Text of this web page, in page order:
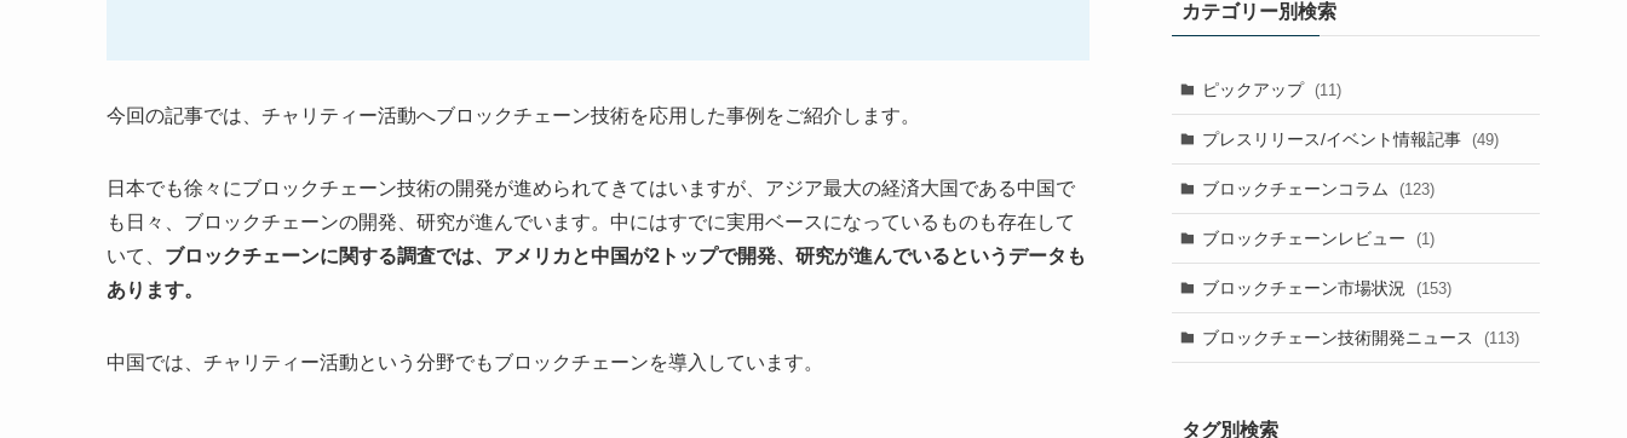
今回の記事では、チャリティー活動へブロックチェーン技術を応用した事例をご紹介します。
日本でも徐々にブロックチェーン技術の開発が進められてきてはいますが、アジア最大の経済大国である中国で
も日々、ブロックチェーンの開発、研究が進んでいます。中にはすでに実用ベースになっているものも存在して
いて、 ブロックチェーンに関する調査では、アメリカと中国が2トップで開発、研究が進んでいるというデータも
あります。
中国では、チャリティー活動という分野でもブロックチェーンを導入しています。
カテゴリー別検索
ピックアップ (11)
プレスリリース/イベント情報記事 (49)
ブロックチェーンコラム (123)
ブロックチェーンレビュー (1)
ブロックチェーン市場状況 (153)
ブロックチェーン技術開発ニュース (113)
タグ別検索